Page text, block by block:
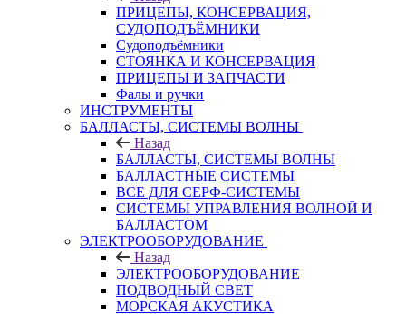
ПРИЦЕПЫ, КОНСЕРВАЦИЯ,
СУДОПОДЪЁМНИКИ
Судоподъёмники
СТОЯНКА И КОНСЕРВАЦИЯ
ПРИЦЕПЫ И ЗАПЧАСТИ
Фалы и ручки
ИНСТРУМЕНТЫ
БАЛЛАСТЫ, СИСТЕМЫ ВОЛНЫ
Назад
БАЛЛАСТЫ, СИСТЕМЫ ВОЛНЫ
БАЛЛАСТНЫЕ СИСТЕМЫ
ВСЕ ДЛЯ СЕРФ-СИСТЕМЫ
СИСТЕМЫ УПРАВЛЕНИЯ ВОЛНОЙ И
БАЛЛАСТОМ
ЭЛЕКТРООБОРУДОВАНИЕ
Назад
ЭЛЕКТРООБОРУДОВАНИЕ
ПОДВОДНЫЙ СВЕТ
МОРСКАЯ АКУСТИКА